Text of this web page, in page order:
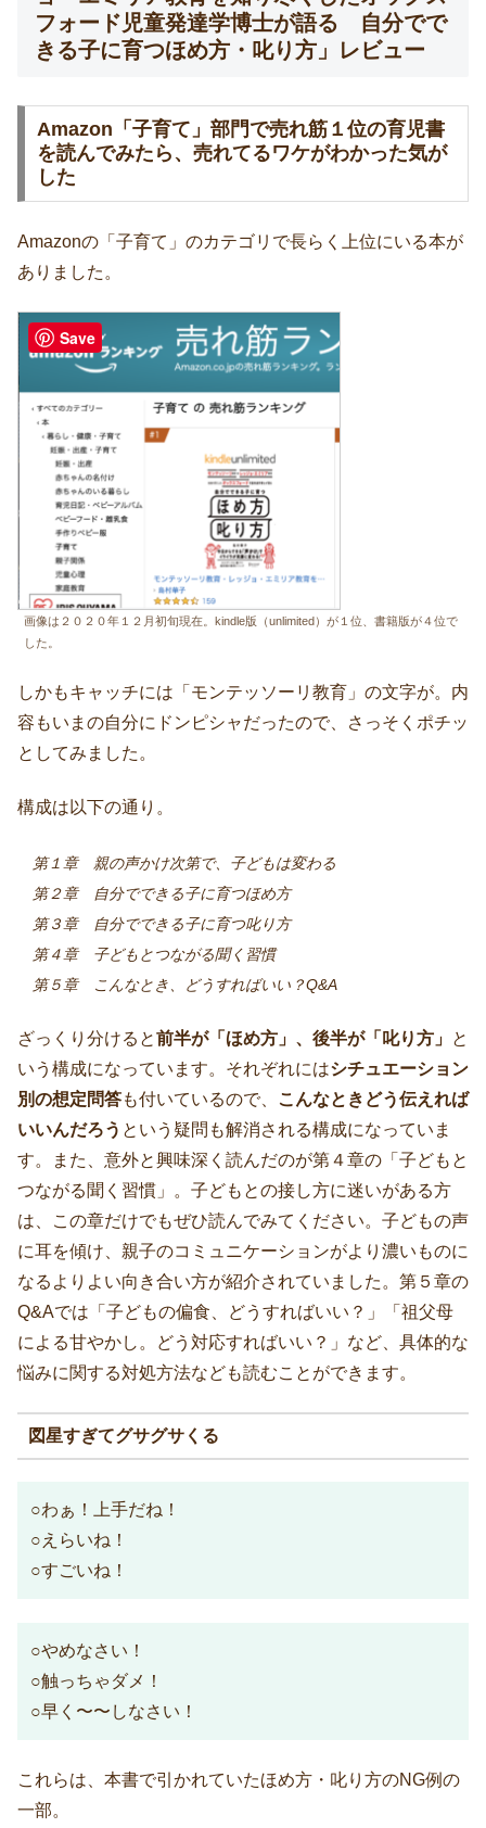
フォード児童発達学博士が語る 自分でで
きる子に育つほめ方・叱り方」レビュー
Amazon「子育て」部門で売れ筋１位の育児書
を読んでみたら、売れてるワケがわかった気が
した
Amazonの「子育て」のカテゴリで長らく上位にいる本が
ありました。
画像は２０２０年１２月初旬現在。kindle版（unlimited）が１位、書籍版が４位で
した。
しかもキャッチには「モンテッソーリ教育」の文字が。内
容もいまの自分にドンピシャだったので、さっそくポチッ
としてみました。
構成は以下の通り。
第１章 親の声かけ次第で、子どもは変わる
第２章 自分でできる子に育つほめ方
第３章 自分でできる子に育つ叱り方
第４章 子どもとつながる聞く習慣
第５章 こんなとき、どうすればいい？Q&A
ざっくり分けると前半が「ほめ方」、後半が「叱り方」 と
いう構成になっています。それぞれにはシチュエーション
別の想定問答も付いているので、
こんなときどう伝えれば
いいんだろう という疑問も解消される構成になっていま
す。また、意外と興味深く読んだのが第４章の「子どもと
つながる聞く習慣」。子どもとの接し方に迷いがある方
は、この章だけでもぜひ読んでみてください。子どもの声
に耳を傾け、親子のコミュニケーションがより濃いものに
なるよりよい向き合い方が紹介されていました。第５章の
Q&Aでは「子どもの偏食、どうすればいい？」「祖父母
による甘やかし。どう対応すればいい？」など、具体的な
悩みに関する対処方法なども読むことができます。
図星すぎてグサグサくる
○わぁ！上手だね！
○えらいね！
○すごいね！
○やめなさい！
○触っちゃダメ！
○早く〜〜しなさい！
これらは、本書で引かれていたほめ方・叱り方のNG例の
一部。
Save